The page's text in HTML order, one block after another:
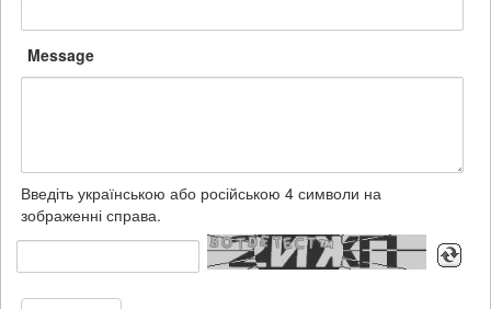
Message
Введіть українською або російською 4 символи на
зображенні справа.